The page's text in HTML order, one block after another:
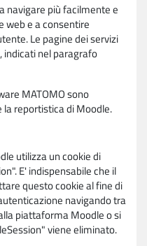
navigare più facilmente e
web e a consentire
Le pagine dei servizi
indicati nel paragrafo
MATOMO sono
reportistica di Moodle.
utilizza un cookie di
E' indispensabile che il
questo cookie al fine di
navigando tra
piattaforma Moodle o si
viene eliminato.